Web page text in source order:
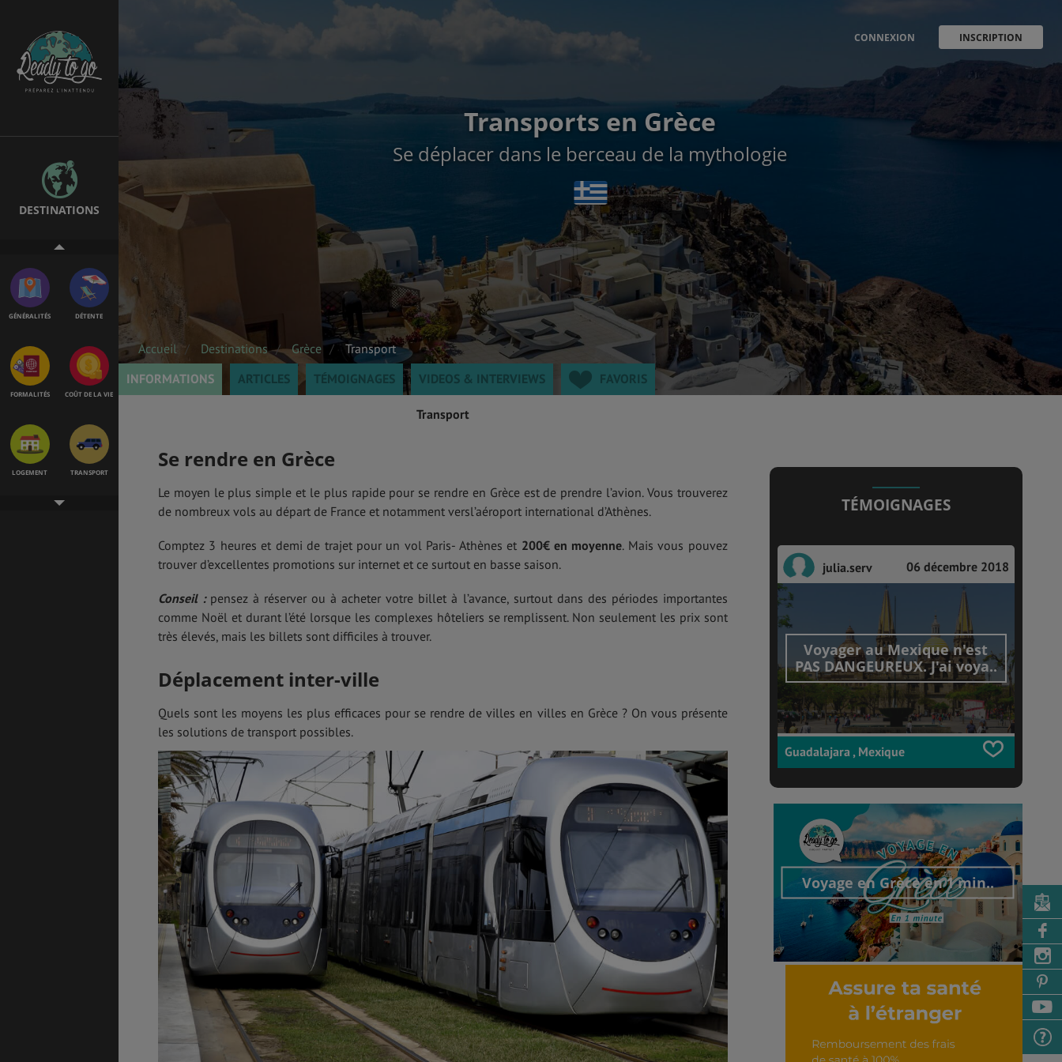
DESTINATIONS
EMPLOIS &
STAGES
BONS PLANS
GÉNÉRALITÉS DÉTENTE
FORMALITÉS COÛT DE LA VIE
LOGEMENT TRANSPORT
CONNEXION INSCRIPTION
Transports en Grèce
Se déplacer dans le berceau de la mythologie
Accueil Destinations Grèce
Transport
INFORMATIONS
ARTICLES TÉMOIGNAGES VIDEOS & INTERVIEWS FAVORIS
Transport
Se rendre en Grèce
Le moyen le plus simple et le plus rapide pour se rendre en Grèce est de prendre l’avion. Vous trouverez
de nombreux vols au départ de France et notamment versl’aéroport international d’Athènes.
Comptez 3 heures et demi de trajet pour un vol Paris- Athènes et 200€ en moyenne. Mais vous pouvez
trouver d’excellentes promotions sur internet et ce surtout en basse saison.
Conseil :pensez à réserver ou à acheter votre billet à l’avance, surtout dans des périodes importantes
comme Noël et durant l’été lorsque les complexes hôteliers se remplissent. Non seulement les prix sont
très élevés, mais les billets sont difficiles à trouver.
Déplacement inter-ville
Quels sont les moyens les plus efficaces pour se rendre de villes en villes en Grèce ? On vous présente
les solutions de transport possibles.
TÉMOIGNAGES
julia.serv 06 décembre 2018
Voyager au Mexique n'est
PAS DANGEUREUX. J'ai voya..
Guadalajara , Mexique
Voyage en Grèce en 1 min..